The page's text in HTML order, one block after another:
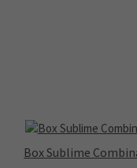
Box Sublime